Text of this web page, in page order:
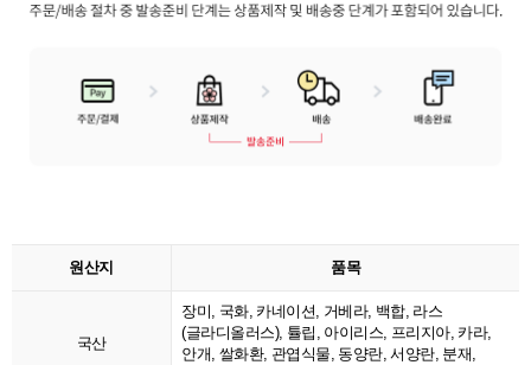
원산지 품목
국산
장미, 국화, 카네이션, 거베라, 백합, 라스
(글라디올러스), 튤립, 아이리스, 프리지아, 카라,
안개, 쌀화환, 관엽식물, 동양란, 서양란, 분재,